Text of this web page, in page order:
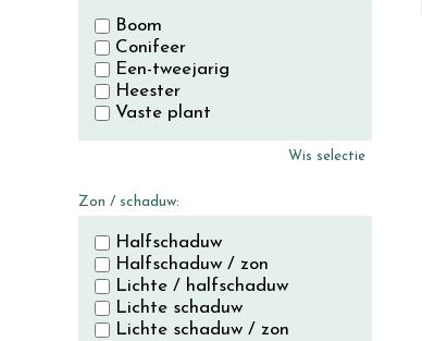
Boom
Conifeer
Een-tweejarig
Heester
Vaste plant
Wis selectie
Zon / schaduw:
Halfschaduw
Halfschaduw / zon
Lichte / halfschaduw
Lichte schaduw
Lichte schaduw / zon